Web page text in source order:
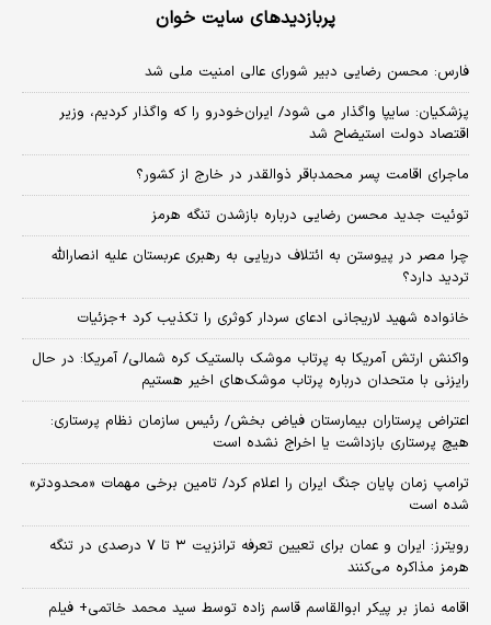
پربازدیدهای سایت خوان
فارس: محسن رضایی دبیر شورای عالی امنیت ملی شد
پزشکیان: سایپا واگذار می شود/ ایران‌خودرو را که واگذار کردیم، وزیر
اقتصاد دولت استیضاح شد
ماجرای اقامت پسر محمدباقر ذوالقدر در خارج از کشور؟
توئیت جدید محسن رضایی درباره بازشدن تنگه هرمز
چرا مصر در پیوستن به ائتلاف دریایی به رهبری عربستان علیه انصارالله
تردید دارد؟
خانواده شهید لاریجانی ادعای سردار کوثری را تکذیب کرد +جزئیات
واکنش ارتش آمریکا به پرتاب موشک بالستیک کره شمالی/ آمریکا: در حال
رایزنی با متحدان درباره پرتاب موشک‌های اخیر هستیم
اعتراض پرستاران بیمارستان فیاض بخش/ رئیس سازمان نظام پرستاری:
هیچ پرستاری بازداشت یا اخراج نشده است
ترامپ زمان پایان جنگ ایران را اعلام کرد/ تامین برخی مهمات «محدودتر»
شده است
رویترز: ایران و عمان برای تعیین تعرفه ترانزیت ۳ تا ۷ درصدی در تنگه
هرمز مذاکره می‌کنند
اقامه نماز بر پیکر ابوالقاسم قاسم زاده توسط سید محمد خاتمی+ فیلم